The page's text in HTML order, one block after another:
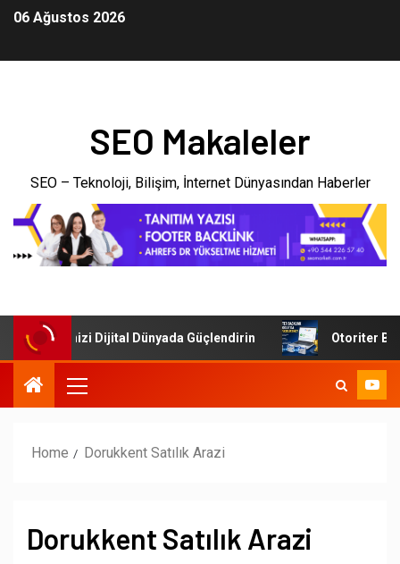
06 Ağustos 2026
SEO Makaleler
SEO – Teknoloji, Bilişim, İnternet Dünyasından Haberler
İşletmenizi Dijital Dünyada Güçlendirin Otoriter
Home Dorukkent Satılık Arazi
Dorukkent Satılık Arazi